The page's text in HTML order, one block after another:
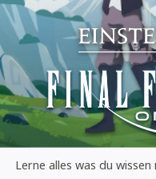
Lerne alles was du